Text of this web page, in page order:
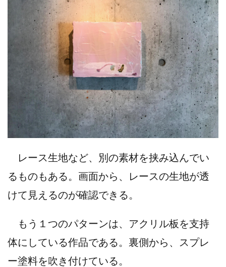
レース生地など、別の素材を挟み込んでい
るものもある。画面から、レースの生地が透
けて見えるのが確認できる。
もう１つのパターンは、アクリル板を支持
体にしている作品である。裏側から、スプレ
ー塗料を吹き付けている。